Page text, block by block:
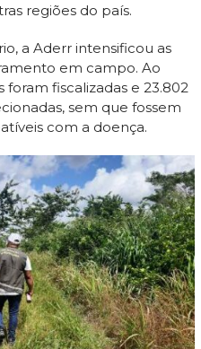
regiões do país.
a Aderr intensificou as
em campo. Ao
fiscalizadas e 23.802
sem que fossem
com a doença.